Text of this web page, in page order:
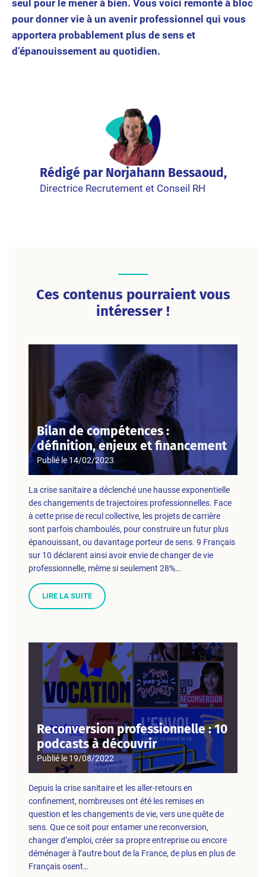
seul pour le mener à bien. Vous voici remonté à bloc
pour donner vie à un avenir professionnel qui vous
apportera probablement plus de sens et
d’épanouissement au quotidien.
Rédigé par Norjahann Bessaoud,
Directrice Recrutement et Conseil RH
Ces contenus pourraient vous
intéresser !
Bilan de compétences :
définition, enjeux et financement
Publié le14/02/2023
La crise sanitaire a déclenché une hausse exponentielle
des changements de trajectoires professionnelles. Face
à cette prise de recul collective, les projets de carrière
sont parfois chamboulés, pour construire un futur plus
épanouissant, ou davantage porteur de sens. 9 Français
sur 10 déclarent ainsi avoir envie de changer de vie
professionnelle, même si seulement 28%…
LIRE LA SUITE
Reconversion professionnelle : 10
podcasts à découvrir
Publié le 19/08/2022
Depuis la crise sanitaire et les aller-retours en
confinement, nombreuses ont été les remises en
question et les changements de vie, vers une quête de
sens. Que ce soit pour entamer une reconversion,
changer d’emploi, créer sa propre entreprise ou encore
déménager à l’autre bout de la France, de plus en plus de
Français osent…